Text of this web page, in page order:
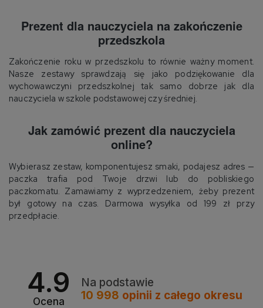
Prezent dla nauczyciela na zakończenie
przedszkola
Zakończenie roku w przedszkolu to równie ważny moment.
Nasze zestawy sprawdzają się jako podziękowanie dla
wychowawczyni przedszkolnej tak samo dobrze jak dla
nauczyciela w szkole podstawowej czy średniej.
Jak zamówić prezent dla nauczyciela
online?
Wybierasz zestaw, komponentujesz smaki, podajesz adres —
paczka trafia pod Twoje drzwi lub do pobliskiego
paczkomatu. Zamawiamy z wyprzedzeniem, żeby prezent
był gotowy na czas. Darmowa wysyłka od 199 zł przy
przedpłacie.
4.9
Ocena
Na podstawie
10 998 opinii z całego okresu